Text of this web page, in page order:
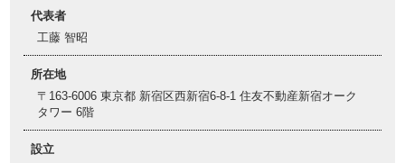
代表者
工藤 智昭
所在地
〒163-6006 東京都 新宿区西新宿6-8-1 住友不動産新宿オーク
タワー 6階
設立